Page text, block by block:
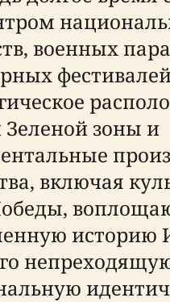
военных
Зеленой зоны и
включая
историю